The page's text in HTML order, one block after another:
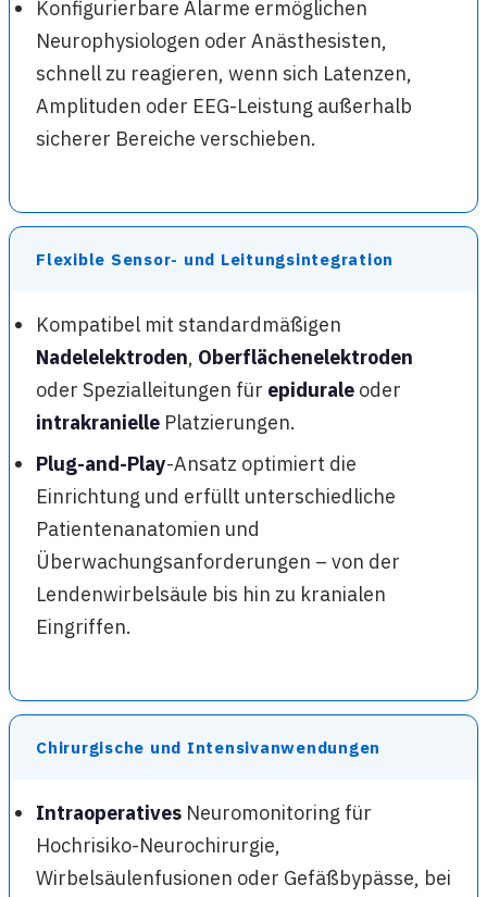
Konfigurierbare Alarme ermöglichen
Neurophysiologen oder Anästhesisten,
schnell zu reagieren, wenn sich Latenzen,
Amplituden oder EEG-Leistung außerhalb
sicherer Bereiche verschieben.
Flexible Sensor- und Leitungsintegration
Kompatibel mit standardmäßigen
Nadelelektroden, Oberflächenelektroden
oder Spezialleitungen für epidurale oder
intrakranielle Platzierungen.
Plug-and-Play-Ansatz optimiert die
Einrichtung und erfüllt unterschiedliche
Patientenanatomien und
Überwachungsanforderungen – von der
Lendenwirbelsäule bis hin zu kranialen
Eingriffen.
Chirurgische und Intensivanwendungen
Intraoperatives Neuromonitoring für
Hochrisiko-Neurochirurgie,
Wirbelsäulenfusionen oder Gefäßbypässe, bei